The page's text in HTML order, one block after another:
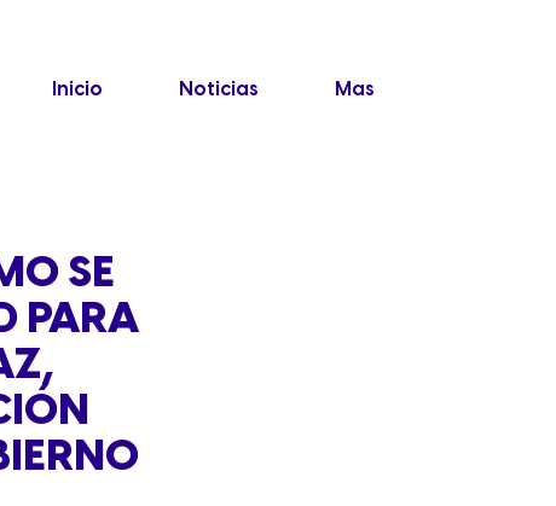
Inicio Noticias Mas
SE
PARA